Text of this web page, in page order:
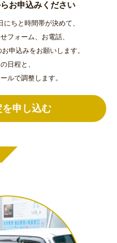
お申込みください
ちと時間帯が決めて、
フォーム、お電話、
申込みをお願いします。
日程と、
ルで調整します。
を申し込む